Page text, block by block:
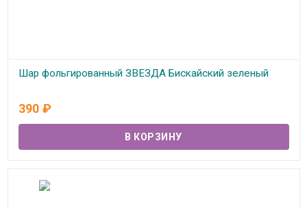
Шар фольгированный ЗВЕЗДА Бискайский зеленый
390 ₽